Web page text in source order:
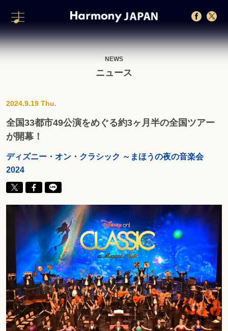
NEWS
ニュース
2024.9.19 Thu.
全国33都市49公演をめぐる約3ヶ月半の全国ツアー
が開幕！
ディズニー・オン・クラシック ～まほうの夜の音楽会
2024